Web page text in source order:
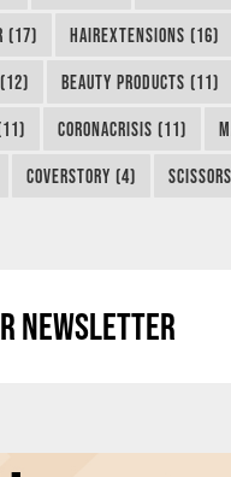
(17) HAIREXTENSIONS (16)
(12) BEAUTY PRODUCTS (11)
CORONACRISIS (11)
COVERSTORY (4)
NEWSLETTER